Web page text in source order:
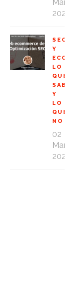
Mar
2020
SEO
Y
LO
QUE
SABES
Y
LO
QUE
NO
02
Mar
2020